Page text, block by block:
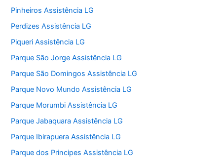
Pinheiros Assistência LG
Perdizes Assistência LG
Piqueri Assistência LG
Parque São Jorge Assistência LG
Parque São Domingos Assistência LG
Parque Novo Mundo Assistência LG
Parque Morumbi Assistência LG
Parque Jabaquara Assistência LG
Parque Ibirapuera Assistência LG
Parque dos Principes Assistência LG